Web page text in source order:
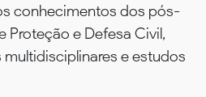
conhecimentos dos pós-
Proteção e Defesa Civil,
e estudos